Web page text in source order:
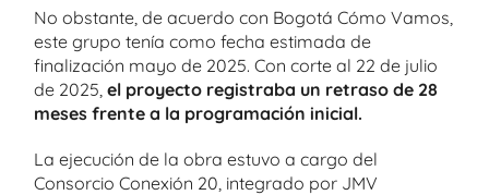
No obstante, de acuerdo con Bogotá Cómo Vamos,
este grupo tenía como fecha estimada de
finalización mayo de 2025. Con corte al 22 de julio
de 2025, el proyecto registraba un retraso de 28
meses frente a la programación inicial.
La ejecución de la obra estuvo a cargo del
Consorcio Conexión 20, integrado por JMV